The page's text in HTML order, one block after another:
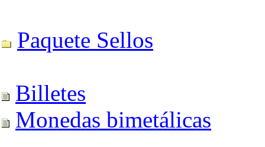
Paquete Sellos
Billetes
Monedas bimetálicas